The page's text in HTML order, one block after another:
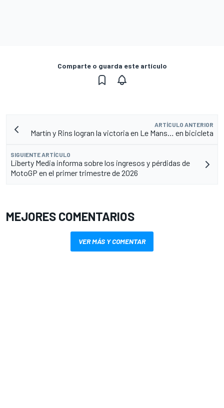
Comparte o guarda este artículo
ARTÍCULO ANTERIOR
Martín y Rins logran la victoria en Le Mans… en bicicleta
SIGUIENTE ARTÍCULO
Liberty Media informa sobre los ingresos y pérdidas de
MotoGP en el primer trimestre de 2026
MEJORES COMENTARIOS
VER MÁS Y COMENTAR